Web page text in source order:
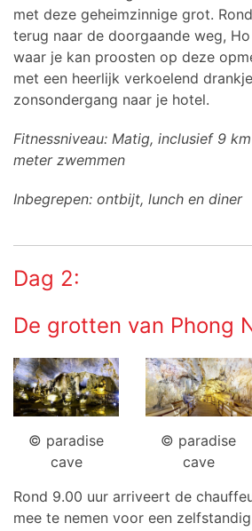
met deze geheimzinnige grot.
terug naar de doorgaande weg,
waar je kan proosten op deze
met een heerlijk verkoelend
zonsondergang naar je hotel.
Fitnessniveau: Matig, inclusief 9
meter zwemmen
Inbegrepen: ontbijt, lunch en diner
Dag 2:
De grotten van Phong
© paradise
cave
© paradise
cave
Rond 9.00 uur arriveert de
mee te nemen voor een